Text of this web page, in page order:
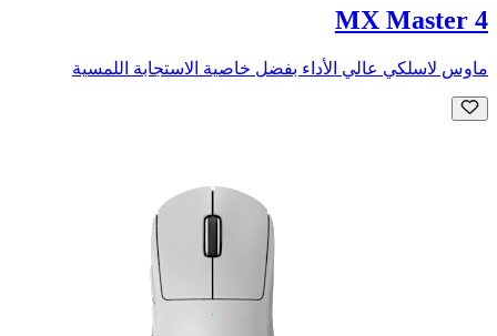
MX Master 4
ماوس لاسلكي عالي الأداء بفضل خاصية الاستجابة اللمسية